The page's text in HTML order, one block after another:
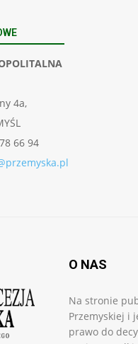
4a,
66 94
O NAS
Na stronie
Przemyskiej i
prawo do